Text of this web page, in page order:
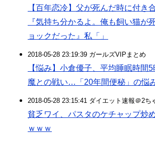
【百年恋冷】父が死んだ時に付き
『気持ち分かるよ。俺も飼い猫が
ョックだった』私「」
2018-05-28 23:19:39 ガールズVIPまとめ
【悩み】小倉優子、平均睡眠時間
魔との戦い…「20年間便秘」の悩
2018-05-28 23:15:41 ダイエット速報＠2ち
貧乏ワイ、パスタのケチャップ炒
ｗｗｗ